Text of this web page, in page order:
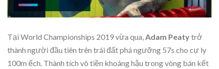
Tại World Championships 2019 vừa qua, Adam Peatytrở
thành người đầu tiên trên trái đất phá ngưỡng 57s cho cự ly
100m ếch. Thành tích vô tiền khoáng hậu trong vòng bán kết